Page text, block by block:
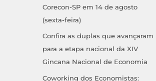
Corecon-SP em 14 de agosto
(sexta-feira)
Confira as duplas que avançaram
para a etapa nacional da XIV
Gincana Nacional de Economia
Coworking dos Economistas: